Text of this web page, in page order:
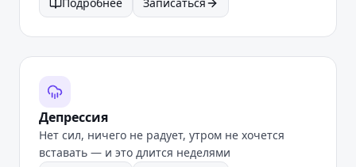
Депрессия
Нет сил, ничего не радует, утром не хочется
вставать — и это длится неделями